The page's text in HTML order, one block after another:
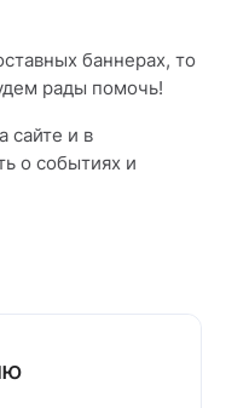
баннерах, то
рады помочь!
сайте и в
о событиях и